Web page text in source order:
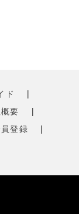
ド
|
要
|
登録
|